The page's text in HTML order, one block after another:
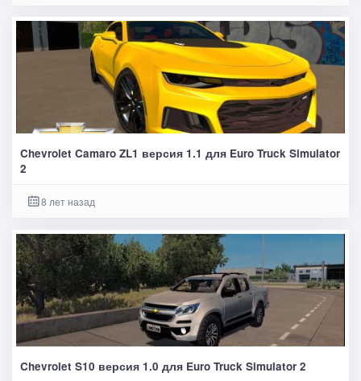
Chevrolet Camaro ZL1 версия 1.1 для Euro Truck Simulator
2
8 лет назад
Chevrolet S10 версия 1.0 для Euro Truck Simulator 2